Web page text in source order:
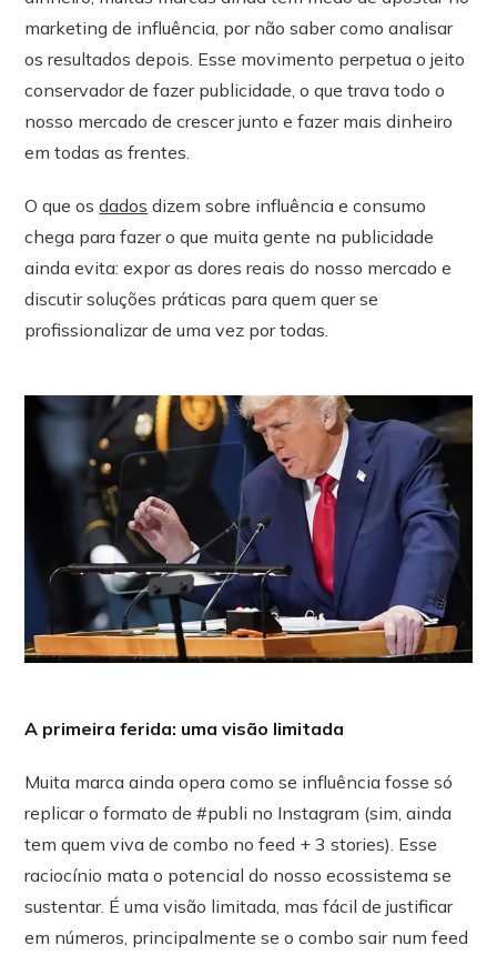
marketing de influência, por não saber como analisar
os resultados depois. Esse movimento perpetua o jeito
conservador de fazer publicidade, o que trava todo o
nosso mercado de crescer junto e fazer mais dinheiro
em todas as frentes.
O que osdados dizem sobre influência e consumo
chega para fazer o que muita gente na publicidade
ainda evita: expor as dores reais do nosso mercado e
discutir soluções práticas para quem quer se
profissionalizar de uma vez por todas.
A primeira ferida: uma visão limitada
Muita marca ainda opera como se influência fosse só
replicar o formato de #publi no Instagram (sim, ainda
tem quem viva de combo no feed + 3 stories). Esse
raciocínio mata o potencial do nosso ecossistema se
sustentar. É uma visão limitada, mas fácil de justificar
em números, principalmente se o combo sair num feed